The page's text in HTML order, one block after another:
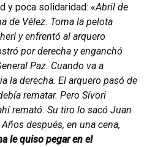
y poca solidaridad: «Abril de
de Vélez. Toma la pelota
y enfrentó al arquero
por derecha y enganchó
Paz. Cuando va a
la derecha. El arquero pasó de
rematar. Pero Sívori
remató. Su tiro lo sacó Juan
después, en una cena,
le quiso pegar en el